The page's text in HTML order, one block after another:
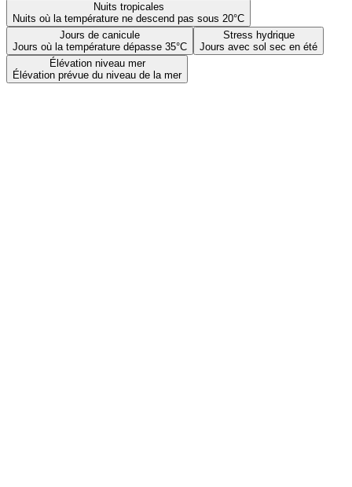
Nuits tropicales
Nuits où la température ne descend pas sous 20°C
Jours de canicule
Jours où la température dépasse 35°C
Stress hydrique
Jours avec sol sec en été
Élévation niveau mer
Élévation prévue du niveau de la mer